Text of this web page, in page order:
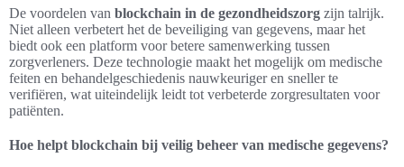
De voordelen van blockchain in de gezondheidszorg zijn talrijk.
Niet alleen verbetert het de beveiliging van gegevens, maar het
biedt ook een platform voor betere samenwerking tussen
zorgverleners. Deze technologie maakt het mogelijk om medische
feiten en behandelgeschiedenis nauwkeuriger en sneller te
verifiëren, wat uiteindelijk leidt tot verbeterde zorgresultaten voor
patiënten.
Hoe helpt blockchain bij veilig beheer van medische gegevens?